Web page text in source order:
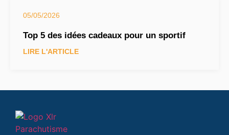
05/05/2026
Top 5 des idées cadeaux pour un sportif
LIRE L'ARTICLE